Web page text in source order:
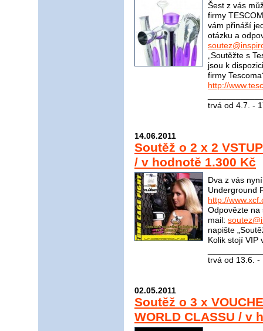
Šest z vás
firmy
vám přináší
otázku a
„Soutěžte s
jsou k
firmy
http://
trvá od 4.7. -
14.06.2011
Soutěž o 2 x 2
/ v hodnotě 1.300 Kč
Dva z vás
Underground
http://
Odpovězte na
mail:
napište
Kolik stojí VIP
trvá od 13.6.
02.05.2011
Soutěž o 3 x
WORLD CLASSU / v